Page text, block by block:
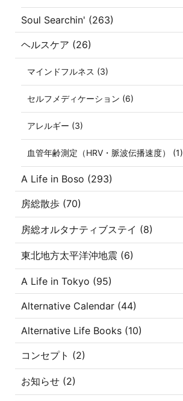
Soul Searchin' (263)
ヘルスケア (26)
マインドフルネス (3)
セルフメディケーション (6)
アレルギー (3)
血管年齢測定（HRV・脈波伝播速度） (1)
A Life in Boso (293)
房総散歩 (70)
房総オルタナティブステイ (8)
東北地方太平洋沖地震 (6)
A Life in Tokyo (95)
Alternative Calendar (44)
Alternative Life Books (10)
コンセプト (2)
お知らせ (2)